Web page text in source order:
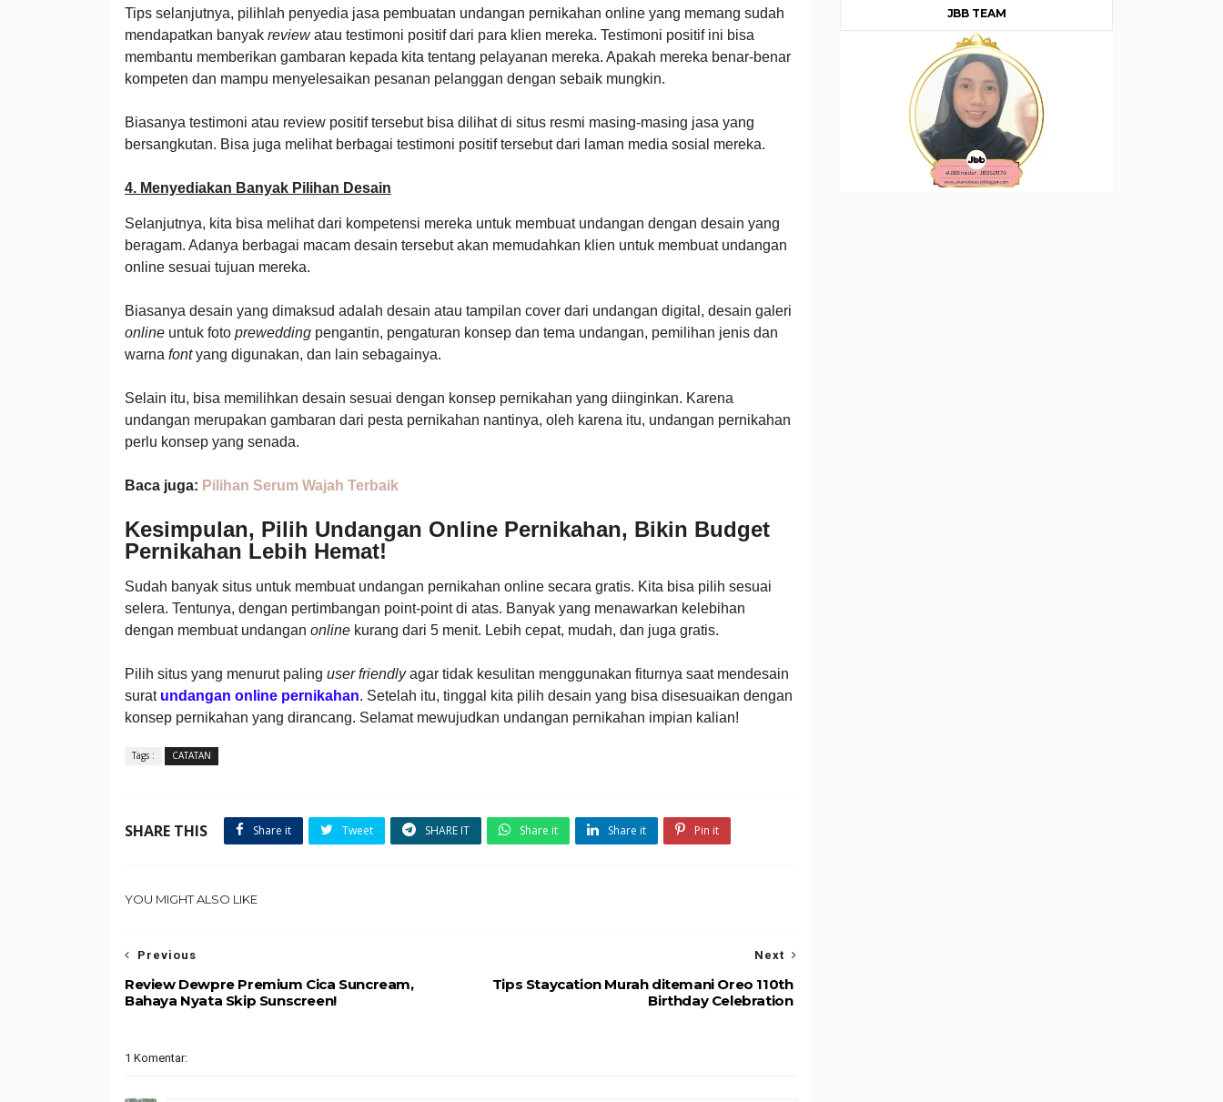
Tips selanjutnya, pilihlah penyedia jasa pembuatan undangan pernikahan online yang memang sudah
mendapatkan banyakreviewatau testimoni positif dari para klien mereka. Testimoni positif ini bisa
membantu memberikan gambaran kepada kita tentang pelayanan mereka. Apakah mereka benar-benar
kompeten dan mampu menyelesaikan pesanan pelanggan dengan sebaik mungkin.
Biasanya testimoni atau review positif tersebut bisa dilihat di situs resmi masing-masing jasa yang
bersangkutan. Bisa juga melihat berbagai testimoni positif tersebut dari laman media sosial mereka.
4. Menyediakan Banyak Pilihan Desain
Selanjutnya, kita bisa melihat dari kompetensi mereka untuk membuat undangan dengan desain yang
beragam. Adanya berbagai macam desain tersebut akan memudahkan klien untuk membuat undangan
online sesuai tujuan mereka.
Biasanya desain yang dimaksud adalah desain atau tampilan cover dari undangan digital, desain galeri
onlineuntuk foto preweddingpengantin, pengaturan konsep dan tema undangan, pemilihan jenis dan
warna fontyang digunakan, dan lain sebagainya.
Selain itu, bisa memilihkan desain sesuai dengan konsep pernikahan yang diinginkan. Karena
undangan merupakan gambaran dari pesta pernikahan nantinya, oleh karena itu, undangan pernikahan
perlu konsep yang senada.
Baca juga: Pilihan Serum Wajah Terbaik
Kesimpulan, Pilih Undangan Online Pernikahan, Bikin Budget
Pernikahan Lebih Hemat!
Sudah banyak situs untuk membuat undangan pernikahan online secara gratis. Kita bisa pilih sesuai
selera. Tentunya, dengan pertimbangan point-point di atas. Banyak yang menawarkan kelebihan
dengan membuat undangan online kurang dari 5 menit. Lebih cepat, mudah, dan juga gratis.
Pilih situs yang menurut paling user friendlyagar tidak kesulitan menggunakan fiturnya saat mendesain
surat undangan online pernikahan. Setelah itu, tinggal kita pilih desain yang bisa disesuaikan dengan
konsep pernikahan yang dirancang. Selamat mewujudkan undangan pernikahan impian kalian!
Tags : CATATAN
SHARE THIS Share it Tweet SHARE IT Share it Share it Pin it
YOU MIGHT ALSO LIKE
Next
Tips Staycation Murah ditemani Oreo 110th
Birthday Celebration
Previous
Review Dewpre Premium Cica Suncream,
Bahaya Nyata Skip Sunscreen!
1 Komentar:
JBB TEAM